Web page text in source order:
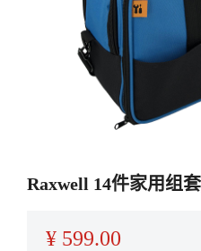
Raxwell 14件家用组
¥ 599.00